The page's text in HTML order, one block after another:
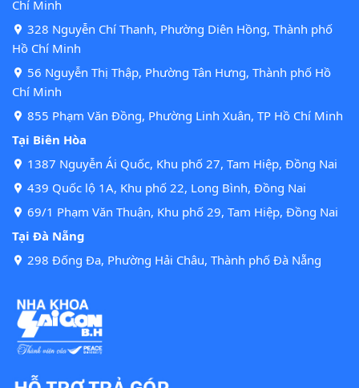
Chí Minh
328 Nguyễn Chí Thanh, Phường Diên Hồng, Thành phố
Hồ Chí Minh
56 Nguyễn Thị Thập, Phường Tân Hưng, Thành phố Hồ
Chí Minh
855 Phạm Văn Đồng, Phường Linh Xuân, TP Hồ Chí Minh
Tại Biên Hòa
1387 Nguyễn Ái Quốc, Khu phố 27, Tam Hiệp, Đồng Nai
439 Quốc lộ 1A, Khu phố 22, Long Bình, Đồng Nai
69/1 Phạm Văn Thuận, Khu phố 29, Tam Hiệp, Đồng Nai
Tại Đà Nẵng
298 Đống Đa, Phường Hải Châu, Thành phố Đà Nẵng